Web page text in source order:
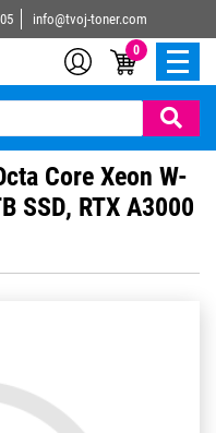
info@tvoj-toner.com
0
Core Xeon W-
SSD, RTX A3000